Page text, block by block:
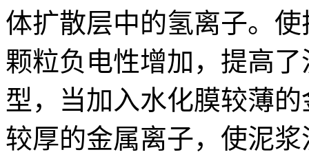
体扩散层中的氢离子。
颗粒负电性增加，提高
型，当加入水化膜较薄
较厚的金属离子，使泥